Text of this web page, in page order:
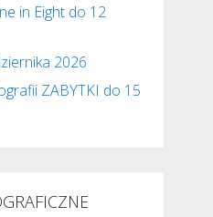
in Eight do 12
2026
ZABYTKI do 15